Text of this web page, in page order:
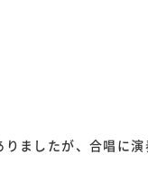
ましたが、合唱に